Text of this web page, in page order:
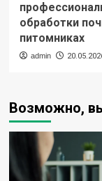
обработки
питомниках
admin
Возможно,